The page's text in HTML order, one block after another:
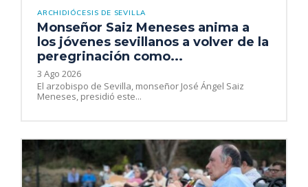
ARCHIDIÓCESIS DE SEVILLA
Monseñor Saiz Meneses anima a
los jóvenes sevillanos a volver de la
peregrinación como...
3 Ago 2026
El arzobispo de Sevilla, monseñor José Ángel Saiz
Meneses, presidió este...